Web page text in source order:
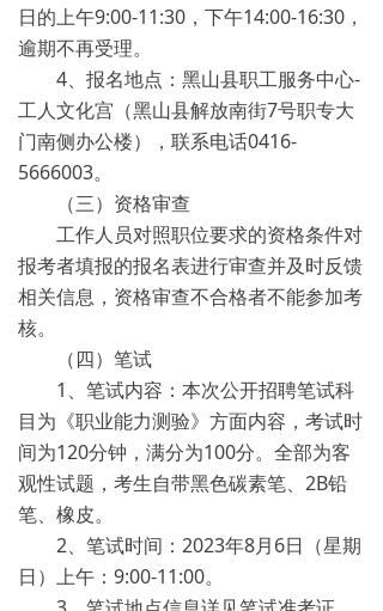
日的上午9:00-11:30，下午14:00-16:30，
逾期不再受理。
4、报名地点：黑山县职工服务中心-
工人文化宫（黑山县解放南街7号职专大
门南侧办公楼），联系电话0416-
5666003。
（三）资格审查
工作人员对照职位要求的资格条件对
报考者填报的报名表进行审查并及时反馈
相关信息，资格审查不合格者不能参加考
核。
（四）笔试
1、笔试内容：本次公开招聘笔试科
目为《职业能力测验》方面内容，考试时
间为120分钟，满分为100分。全部为客
观性试题，考生自带黑色碳素笔、2B铅
笔、橡皮。
2、笔试时间：2023年8月6日（星期
日）上午：9:00-11:00。